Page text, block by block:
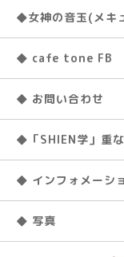
◆女神の音玉(メキ
◆ cafe tone FB
◆ お問い合わせ
◆「SHIEN学」重
◆ インフォメーシ
◆ 写真